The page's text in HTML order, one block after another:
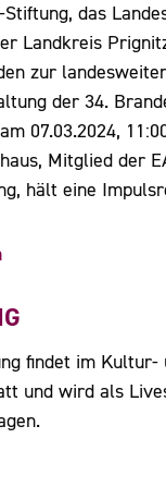
das
Landkreis
zur
der 34.
07.03.2024,
Mitglied der
hält eine
findet im Kultur-
und wird als